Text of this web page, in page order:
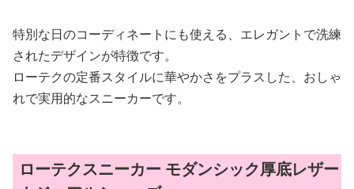
特別な日のコーディネートにも使える、エレガントで洗練
されたデザインが特徴です。
ローテクの定番スタイルに華やかさをプラスした、おしゃ
れで実用的なスニーカーです。
ローテクスニーカー モダンシック厚底レザー